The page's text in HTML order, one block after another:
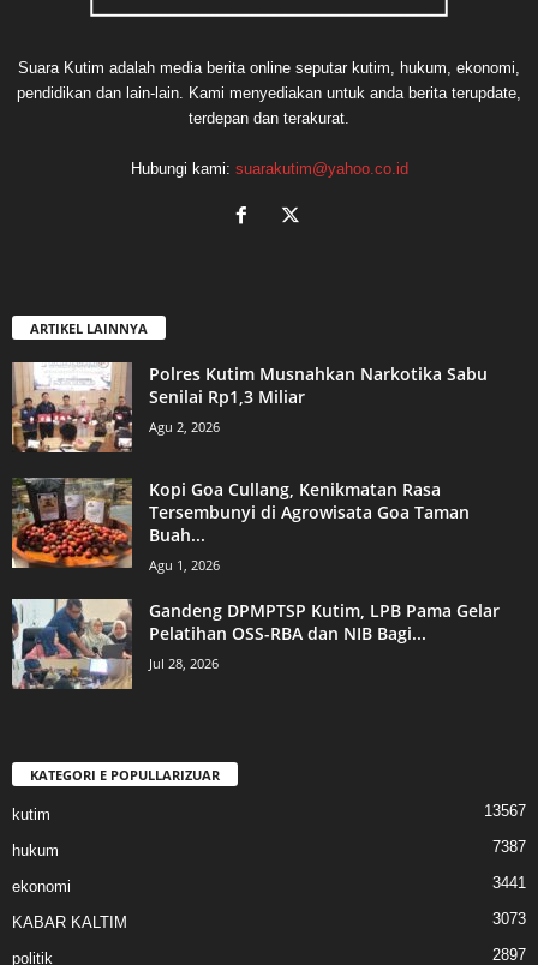
Suara Kutim adalah media berita online seputar kutim, hukum, ekonomi,
pendidikan dan lain-lain. Kami menyediakan untuk anda berita terupdate,
terdepan dan terakurat.
Hubungi kami: suarakutim@yahoo.co.id
ARTIKEL LAINNYA
Polres Kutim Musnahkan Narkotika Sabu
Senilai Rp1,3 Miliar
Agu 2, 2026
Kopi Goa Cullang, Kenikmatan Rasa
Tersembunyi di Agrowisata Goa Taman
Buah...
Agu 1, 2026
Gandeng DPMPTSP Kutim, LPB Pama Gelar
Pelatihan OSS-RBA dan NIB Bagi...
Jul 28, 2026
KATEGORI E POPULLARIZUAR
kutim 13567
hukum 7387
ekonomi 3441
KABAR KALTIM 3073
politik 2897